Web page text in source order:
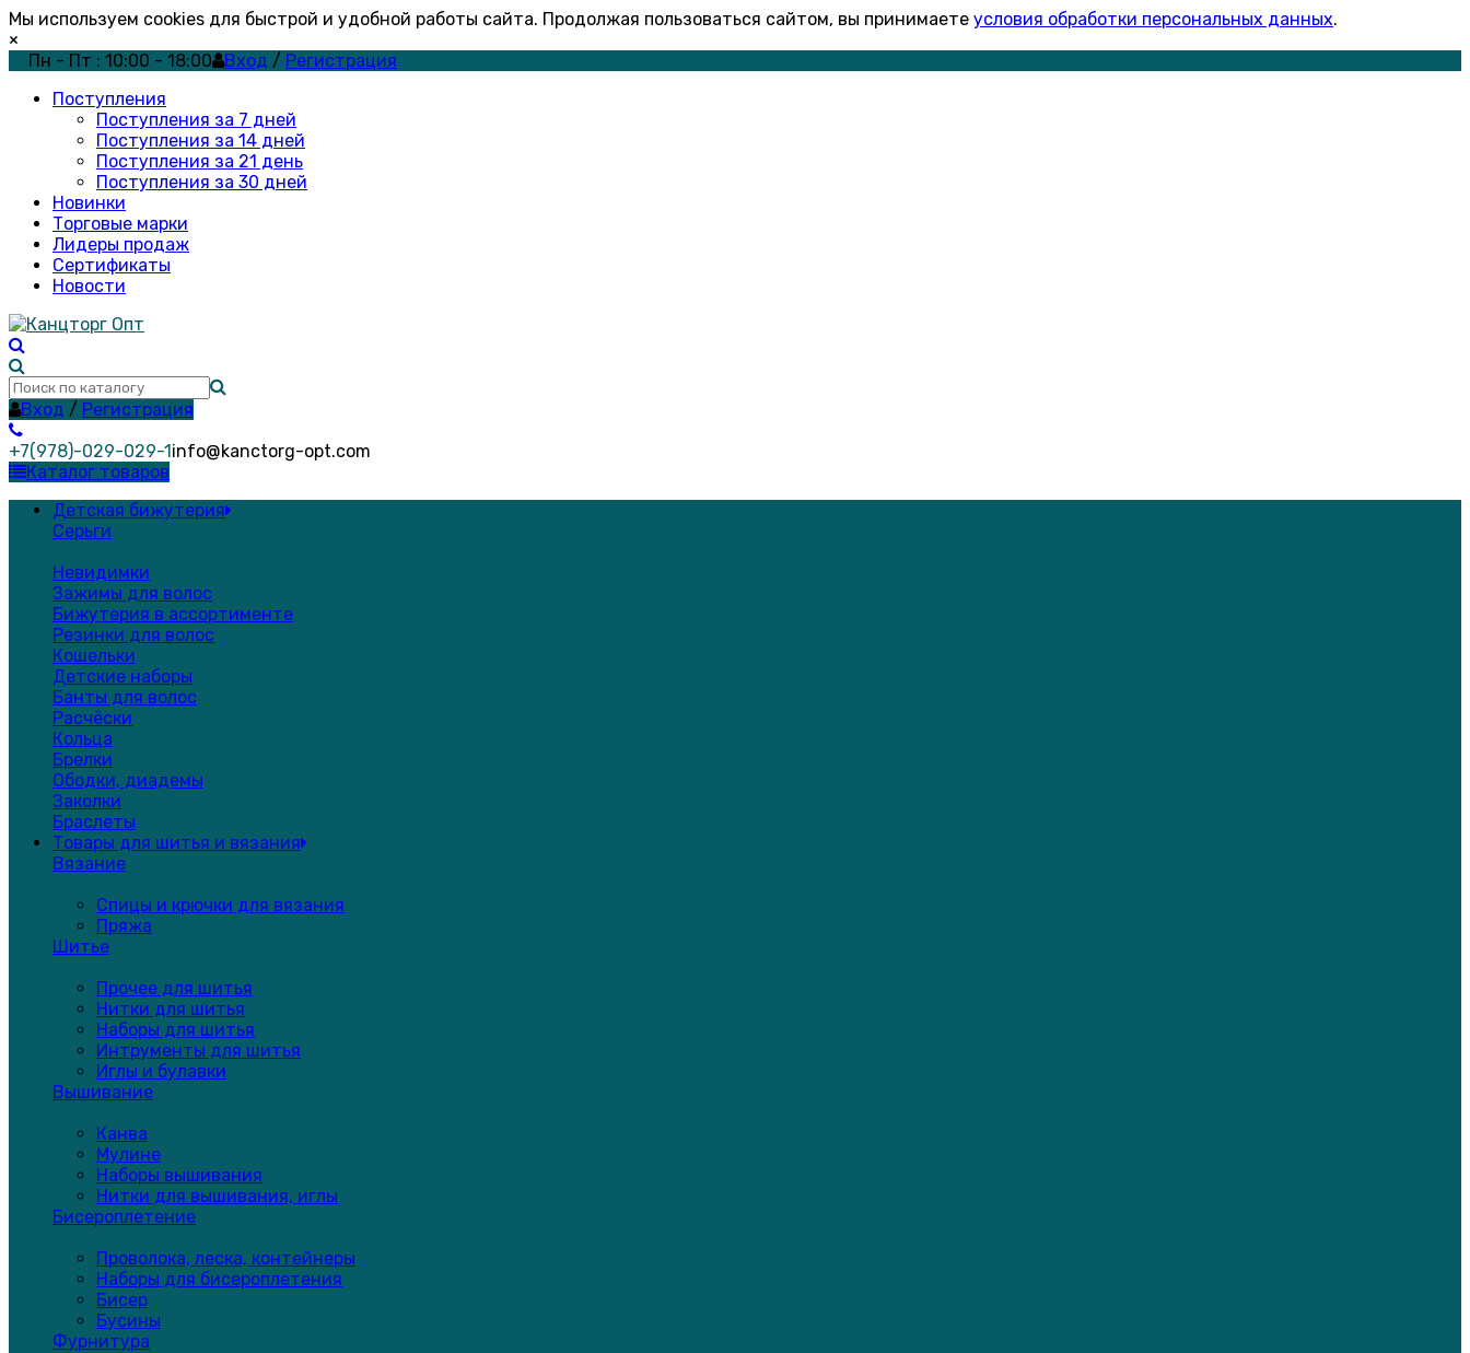
Мы используем cookies для быстрой и удобной работы сайта. Продолжая пользоваться сайтом, вы принимаете условия обработки персональных данных.
×
Пн - Пт : 10:00 - 18:00
Вход / Регистрация
Поступления
Поступления за 7 дней
Поступления за 14 дней
Поступления за 21 день
Поступления за 30 дней
Новинки
Торговые марки
Лидеры продаж
Сертификаты
Новости
Вход / Регистрация
+7(978)-029-029-1info@kanctorg-opt.com
Каталог товаров
Детская бижутерия
Серьги
Невидимки
Зажимы для волос
Бижутерия в ассортименте
Резинки для волос
Кошельки
Детские наборы
Банты для волос
Расчёски
Кольца
Брелки
Ободки, диадемы
Заколки
Браслеты
Товары для шитья и вязания
Вязание
Спицы и крючки для вязания
Пряжа
Шитье
Прочее для шитья
Нитки для шитья
Наборы для шитья
Интрументы для шитья
Иглы и булавки
Вышивание
Канва
Мулине
Наборы вышивания
Нитки для вышивания, иглы
Бисероплетение
Проволока, леска, контейнеры
Наборы для бисероплетения
Бисер
Бусины
Фурнитура